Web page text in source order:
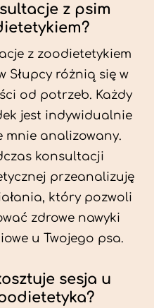
z psim
z zoodietetykiem
Słupcy różnią się w
od potrzeb. Każdy
jest indywidualnie
mnie analizowany.
konsultacji
przeanalizuję
który pozwoli
zdrowe nawyki
u Twojego psa.
sesja u